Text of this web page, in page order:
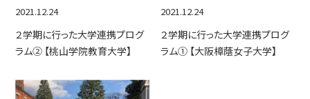
2021.12.24
２学期に行った大学連携プログ
ラム② 【桃山学院教育大学】
2021.12.24
２学期に行った大学連携プログ
ラム① 【大阪樟蔭女子大学】